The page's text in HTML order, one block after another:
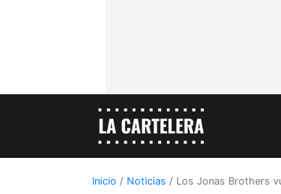
Inicio / Noticias / Los Jonas Brothers